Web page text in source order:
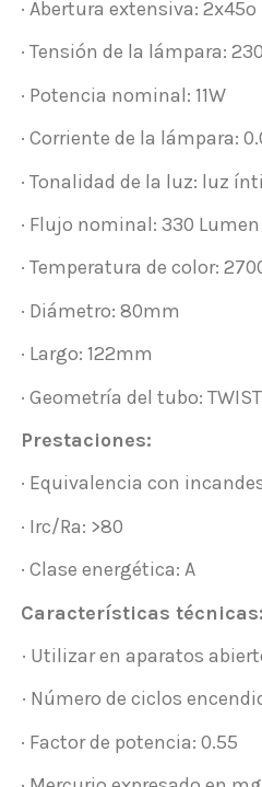
· Abertura extensiva: 2x45º
· Tensión de la lámpara:
· Potencia nominal: 11W
· Corriente de la lámpara:
· Tonalidad de la luz: luz
· Flujo nominal: 330 Lumen
· Temperatura de color:
· Diámetro: 80mm
· Largo: 122mm
· Geometría del tubo: TWIST
Prestaciones:
· Equivalencia con
· Irc/Ra: >80
· Clase energética: A
Características técnicas:
· Utilizar en aparatos
· Número de ciclos
· Factor de potencia: 0.55